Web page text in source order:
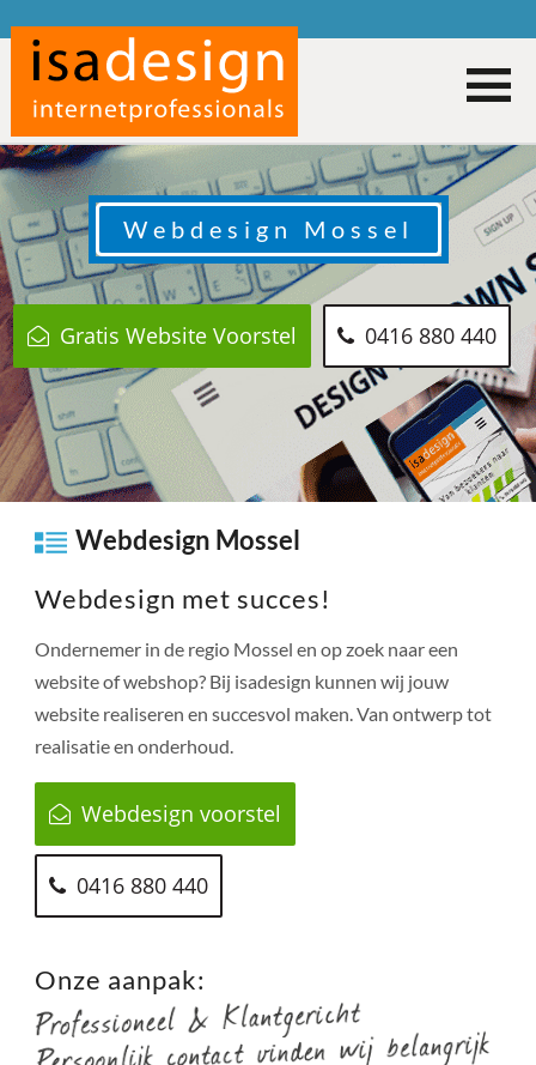
Webdesign Mossel
Gratis Website Voorstel 0416 880 440
Webdesign Mossel
Webdesign met succes!
Ondernemer in de regio Mossel en op zoek naar een
website of webshop? Bij isadesign kunnen wij jouw
website realiseren en succesvol maken. Van ontwerp tot
realisatie en onderhoud.
Webdesign voorstel
0416 880 440
Onze aanpak: